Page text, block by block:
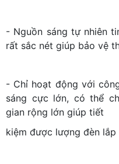
- Nguồn sáng tự nhiên
rất sắc nét giúp bảo vệ
- Chỉ hoạt động với
sáng cực lớn, có thể
gian rộng lớn giúp tiết
kiệm được lượng đèn lắp